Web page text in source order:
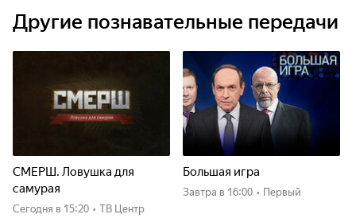
Другие познавательные передачи
СМЕРШ. Ловушка для
самурая
Сегодня в 15:20 • ТВ Центр
Большая игра
Завтра в 16:00 • Первый